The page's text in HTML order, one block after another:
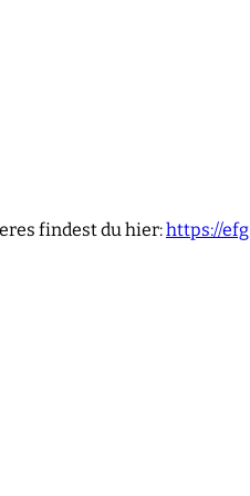
findest du hier:https://